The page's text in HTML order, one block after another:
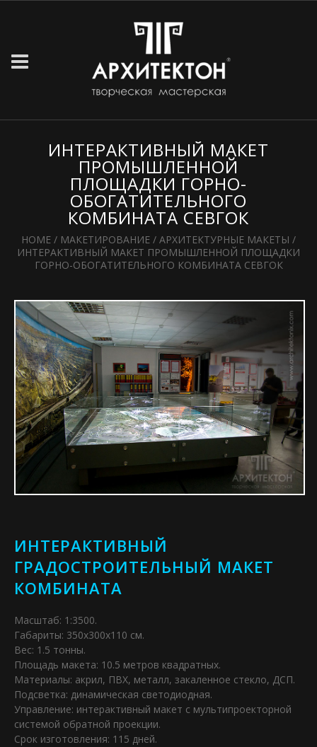
ИНТЕРАКТИВНЫЙ МАКЕТ
ПРОМЫШЛЕННОЙ
ПЛОЩАДКИ ГОРНО-
ОБОГАТИТЕЛЬНОГО
КОМБИНАТА СЕВГОК
HOME / МАКЕТИРОВАНИЕ / АРХИТЕКТУРНЫЕ МАКЕТЫ /
ИНТЕРАКТИВНЫЙ МАКЕТ ПРОМЫШЛЕННОЙ ПЛОЩАДКИ
ГОРНО-ОБОГАТИТЕЛЬНОГО КОМБИНАТА СЕВГОК
ИНТЕРАКТИВНЫЙ
ГРАДОСТРОИТЕЛЬНЫЙ МАКЕТ
КОМБИНАТА
Масштаб: 1:3500.
Габариты: 350х300х110 см.
Вес: 1.5 тонны.
Площадь макета: 10.5 метров квадратных.
Материалы: акрил, ПВХ, металл, закаленное стекло, ДСП.
Подсветка: динамическая светодиодная.
Управление: интерактивный макет с мультипроекторной
системой обратной проекции.
Срок изготовления: 115 дней.